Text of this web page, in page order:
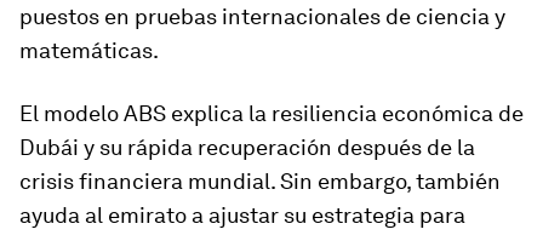
puestos en pruebas internacionales de ciencia y
matemáticas.
El modelo ABS explica la resiliencia económica de
Dubái y su rápida recuperación después de la
crisis financiera mundial. Sin embargo, también
ayuda al emirato a ajustar su estrategia para